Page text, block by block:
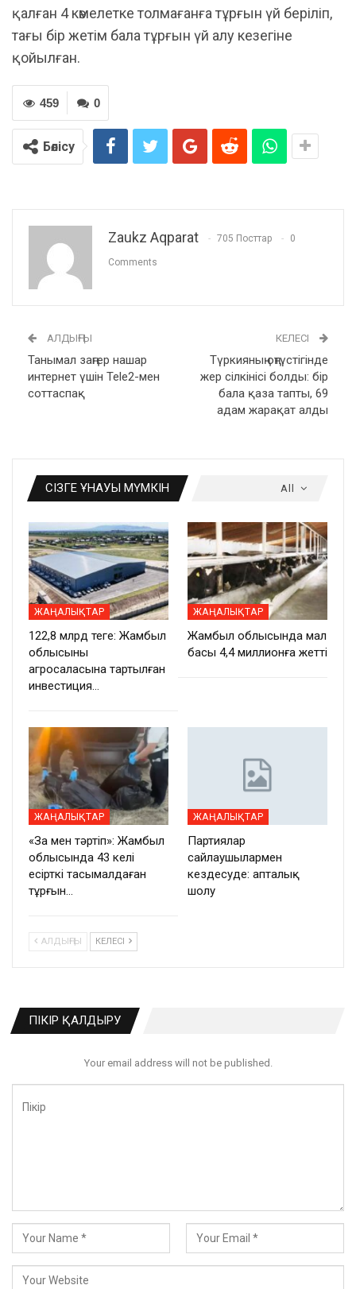
қалған 4 кәмелетке толмағанға тұрғын үй беріліп,
тағы бір жетім бала тұрғын үй алу кезегіне
қойылған.
0
459
Бөлісу
Zaukz Aqparat 705 Посттар 0
Comments
АЛДЫҢҒЫ
Танымал заңгер нашар
интернет үшін Tele2-мен
соттаспақ
КЕЛЕСІ
Түркияның оңтүстігінде
жер сілкінісі болды: бір
бала қаза тапты, 69
адам жарақат алды
All
СІЗГЕ ҰНАУЫ МҮМКІН
ЖАҢАЛЫҚТАР
122,8 млрд теңге: Жамбыл
облысының
агросаласына тартылған
инвестиция…
ЖАҢАЛЫҚТАР
Жамбыл облысында мал
басы 4,4 миллионға жетті
ЖАҢАЛЫҚТАР
«Заң мен тәртіп»: Жамбыл
облысында 43 келі
есірткі тасымалдаған
тұрғын…
ЖАҢАЛЫҚТАР
Партиялар
сайлаушылармен
кездесуде: апталық
шолу
АЛДЫҢҒЫ КЕЛЕСІ
ПІКІР ҚАЛДЫРУ
Your email address will not be published.